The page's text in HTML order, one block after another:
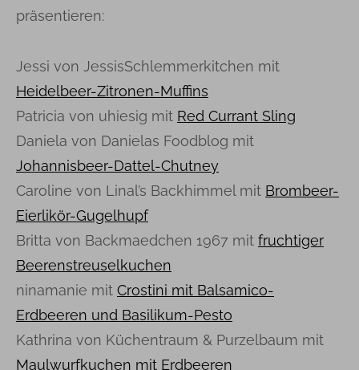
präsentieren:
Jessi von JessisSchlemmerkitchen mit
Heidelbeer-Zitronen-Muffins
Patricia von uhiesig mit Red Currant Sling
Daniela von Danielas Foodblog mit
Johannisbeer-Dattel-Chutney
Caroline von Linal’s Backhimmel mit Brombeer-
Eierlikör-Gugelhupf
Britta von Backmaedchen 1967 mit fruchtiger
Beerenstreuselkuchen
ninamanie mit Crostini mit Balsamico-
Erdbeeren und Basilikum-Pesto
Kathrina von Küchentraum & Purzelbaum mit
Maulwurfkuchen mit Erdbeeren